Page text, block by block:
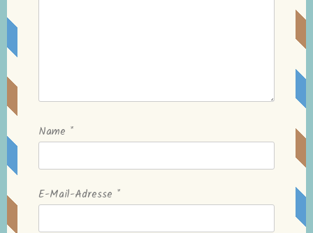
Name *
E-Mail-Adresse *